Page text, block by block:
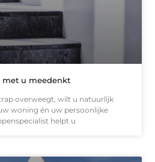
met u meedenkt
overweegt, wilt u natuurlijk
woning én uw persoonlijke
helpt u